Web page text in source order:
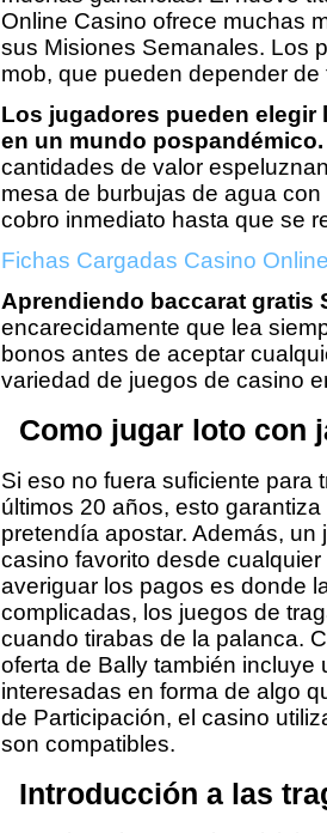
Online Casino ofrece muchas
sus Misiones Semanales. Los
mob, que pueden depender
Los jugadores pueden
en un mundo
cantidades de valor
mesa de burbujas de agua
cobro inmediato hasta que se
Fichas Cargadas Casino
Aprendiendo baccarat gratis
encarecidamente que lea
bonos antes de aceptar
variedad de juegos de casino
Como jugar loto con
Si eso no fuera suficiente para
últimos 20 años, esto
pretendía apostar. Además,
casino favorito desde
averiguar los pagos es donde
complicadas, los juegos de
cuando tirabas de la palanca.
oferta de Bally también
interesadas en forma de algo
de Participación, el casino
son compatibles.
Introducción a las